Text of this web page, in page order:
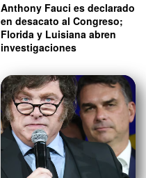
Anthony Fauci es declarado
en desacato al Congreso;
Florida y Luisiana abren
investigaciones